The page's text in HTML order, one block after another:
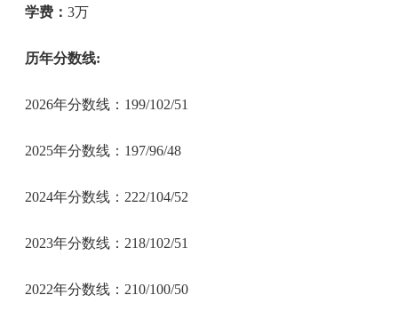
学费：3万
历年分数线:
2026年分数线：199/102/51
2025年分数线：197/96/48
2024年分数线：222/104/52
2023年分数线：218/102/51
2022年分数线：210/100/50